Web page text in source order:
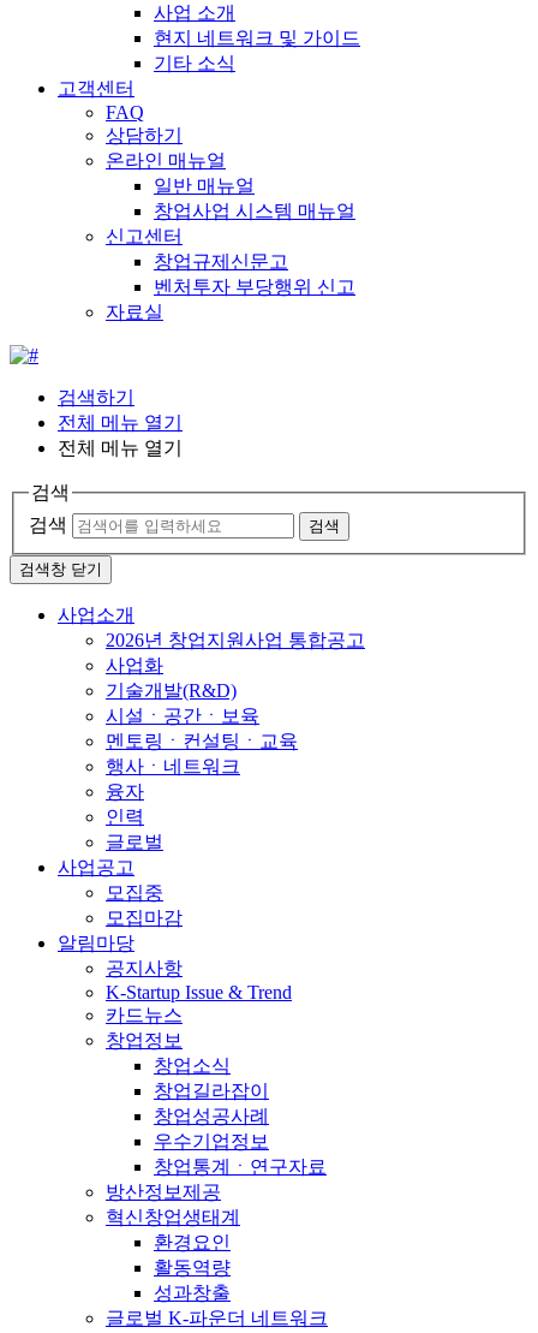
사업 소개
현지 네트워크 및 가이드
기타 소식
고객센터
FAQ
상담하기
온라인 매뉴얼
일반 매뉴얼
창업사업 시스템 매뉴얼
신고센터
창업규제신문고
벤처투자 부당행위 신고
자료실
검색하기
전체 메뉴 열기
전체 메뉴 열기
검색
검색
검색
검색창 닫기
사업소개
2026년 창업지원사업 통합공고
사업화
기술개발(R&D)
시설ㆍ공간ㆍ보육
멘토링ㆍ컨설팅ㆍ교육
행사ㆍ네트워크
융자
인력
글로벌
사업공고
모집중
모집마감
알림마당
공지사항
K-Startup Issue & Trend
카드뉴스
창업정보
창업소식
창업길라잡이
창업성공사례
우수기업정보
창업통계ㆍ연구자료
방산정보제공
혁신창업생태계
환경요인
활동역량
성과창출
글로벌 K-파운더 네트워크